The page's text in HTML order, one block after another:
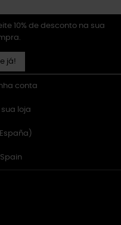
10% de desconto na sua
já!
conta
loja